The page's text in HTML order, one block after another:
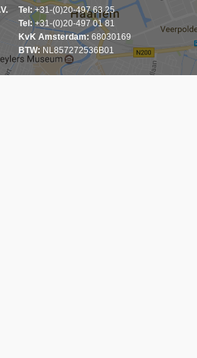
Tel: +31-(0)20-497 63 25
Tel:+31-(0)20-497 01 81
KvK Amsterdam: 68030169
BTW: NL857272536B01